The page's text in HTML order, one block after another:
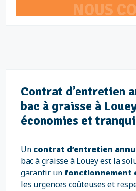
NOUS
Contrat d’entretien
bac à graisse à
économies et
Un contrat d’entretien
bac à graisse à Louey est la
garantir un fonctionnement
les urgences coûteuses et